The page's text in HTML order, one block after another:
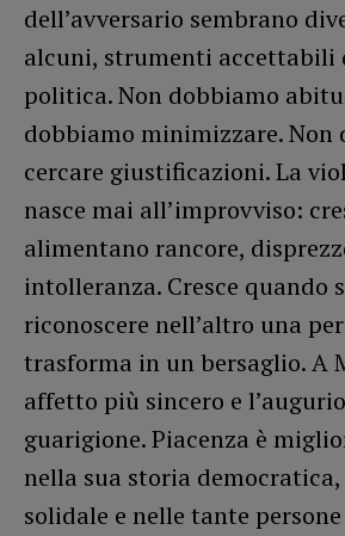
dell’avversario sembrano
alcuni, strumenti accettabili
politica. Non dobbiamo
dobbiamo minimizzare. Non
cercare giustificazioni. La
nasce mai all’improvviso:
alimentano rancore,
intolleranza. Cresce quando
riconoscere nell’altro una
trasforma in un bersaglio. A
affetto più sincero e
guarigione. Piacenza è
nella sua storia
solidale e nelle tante